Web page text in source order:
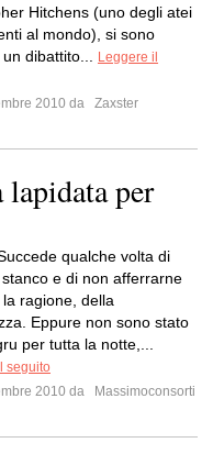
Hitchens (uno degli atei
al mondo), si sono
dibattito...
Leggere il
2010 da
Zaxster
lapidata per
qualche volta di
e di non afferrarne
ragione, della
Eppure non sono stato
per tutta la notte,...
seguito
2010 da
Massimoconsorti